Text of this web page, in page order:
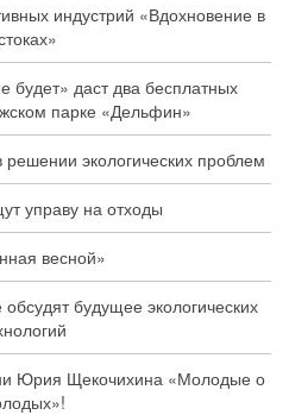
индустрий «Вдохновение в
будет» даст два бесплатных
парке «Дельфин»
экологических проблем
управу на отходы
весной»
будущее экологических
Юрия Щекочихина «Молодые о